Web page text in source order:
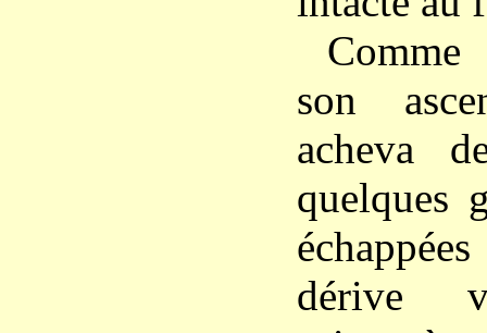
son
acheva
quelques
dérive